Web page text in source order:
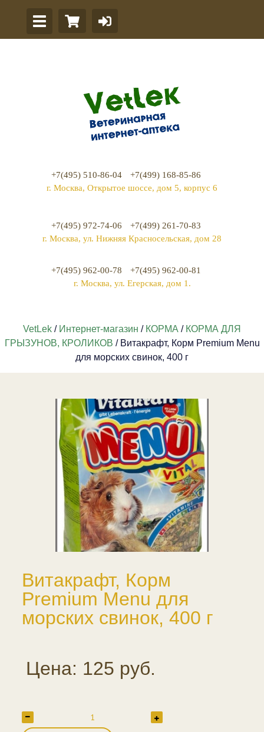
+7(495) 510-86-04
+7(499) 168-85-86
г. Москва, Открытое шоссе, дом 5, корпус 6
+7(495) 972-74-06
+7(499) 261-70-83
г. Москва, ул. Нижняя Красносельская, дом 28
+7(495) 962-00-78
+7(495) 962-00-81
г. Москва, ул. Егерская, дом 1.
VetLek / Интернет-магазин / КОРМА / КОРМА ДЛЯ
ГРЫЗУНОВ, КРОЛИКОВ / Витакрафт, Корм Premium Menu
для морских свинок, 400 г
Витакрафт, Корм
Premium Menu для
морских свинок, 400 г
Цена: 125 руб.